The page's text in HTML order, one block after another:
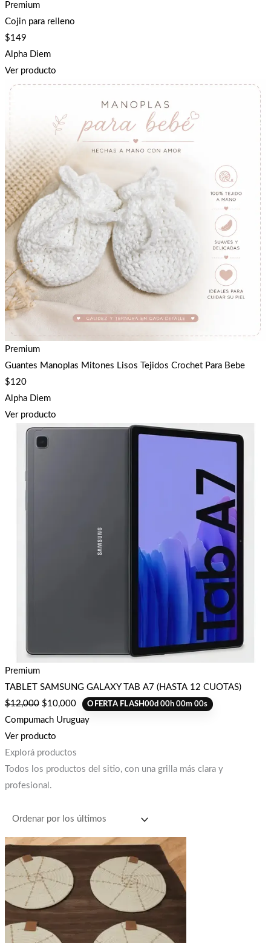
Premium
Cojin para relleno
$149
Alpha Diem
Ver producto
Premium
Guantes Manoplas Mitones Lisos Tejidos Crochet Para Bebe
$120
Alpha Diem
Ver producto
Premium
TABLET SAMSUNG GALAXY TAB A7 (HASTA 12 CUOTAS)
$12,000 $10,000 OFERTA FLASH00d00h00m00s
Compumach Uruguay
Ver producto
Explorá productos
Todos los productos del sitio, con una grilla más clara y
profesional.